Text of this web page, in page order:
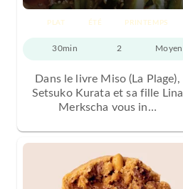
PLAT ÉTÉ PRINTEMPS
30min 2 Moyen
Dans le livre Miso (La Plage),
Setsuko Kurata et sa fille Lina
Merkscha vous in…